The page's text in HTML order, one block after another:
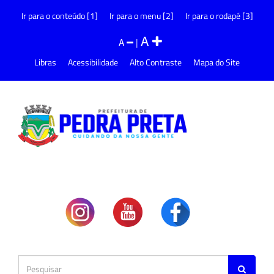
Ir para o conteúdo [1] Ir para o menu [2] Ir para o rodapé [3]
A |A
Libras Acessibilidade Alto Contraste Mapa do Site